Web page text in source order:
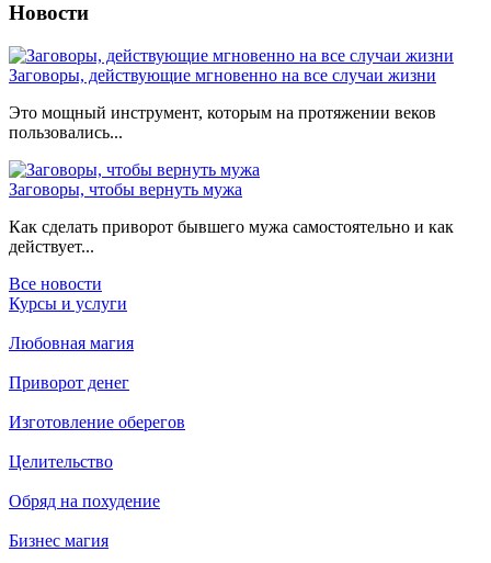
Новости
Заговоры, действующие мгновенно на все случаи жизни
Это мощный инструмент, которым на протяжении веков
пользовались...
Заговоры, чтобы вернуть мужа
Как сделать приворот бывшего мужа самостоятельно и как
действует...
Все новости
Курсы и услуги
Любовная магия
Приворот денег
Изготовление оберегов
Целительство
Обряд на похудение
Бизнес магия